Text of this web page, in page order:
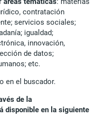
contratación
servicios sociales;
igualdad;
innovación,
de datos;
etc.
en el buscador.
de la
disponible en la siguiente